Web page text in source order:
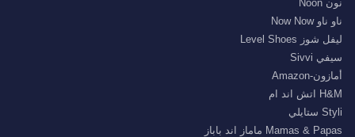
نون Noon
ناو ناو Now Now
ليفل شوز Level Shoes
سيفي Sivvi
أمازون-Amazon
H&M اتش اند ام
Styli ستايلي
Mamas & Papas ماماز اند باباز